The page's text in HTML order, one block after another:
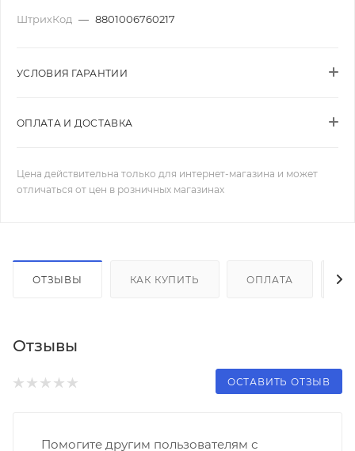
ШтрихКод — 8801006760217
УСЛОВИЯ ГАРАНТИИ
ОПЛАТА И ДОСТАВКА
Цена действительна только для интернет-магазина и может
отличаться от цен в розничных магазинах
ОТЗЫВЫ КАК КУПИТЬ ОПЛАТА
Отзывы
ОСТАВИТЬ ОТЗЫВ
Помогите другим пользователям с